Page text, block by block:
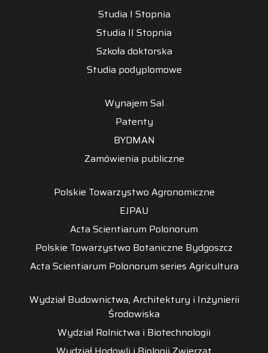
Studia I Stopnia
Studia II Stopnia
Szkoła doktorska
Studia podyplomowe
Wynajem Sal
Patenty
BYDMAN
Zamówienia publiczne
Polskie Towarzystwo Agronomiczne
EJPAU
Acta Scientiarum Polonorum
Polskie Towarzystwo Botaniczne Bydgoszcz
Acta Scientiarum Polonorum series Agricultura
Wydział Budownictwa, Architektury i Inżynierii
Środowiska
Wydział Rolnictwa i Biotechnologii